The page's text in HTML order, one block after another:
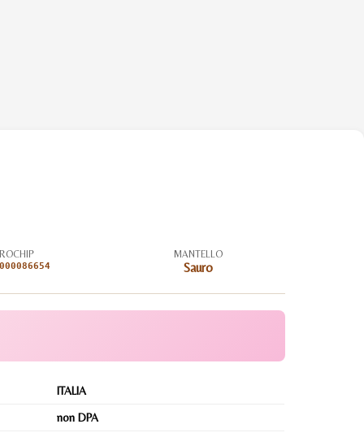
MANTELLO
Sauro
ITALIA
non DPA